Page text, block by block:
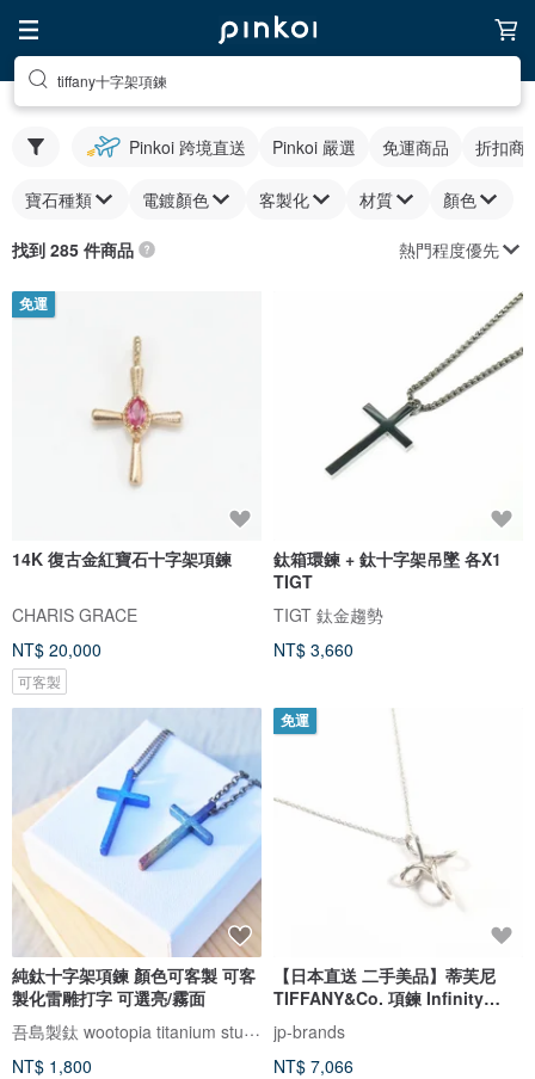
tiffany十字架項鍊
Pinkoi 跨境直送 Pinkoi 嚴選 免運商品 折扣商
寶石種類 電鍍顏色 客製化 材質 顏色
找到 285 件商品 熱門程度優先
免運
14K 復古金紅寶石十字架項鍊
CHARIS GRACE
NT$ 20,000
可客製
鈦箱環鍊 + 鈦十字架吊墜 各X1
TIGT
TIGT 鈦金趨勢
NT$ 3,660
純鈦十字架項鍊 顏色可客製 可客
製化雷雕打字 可選亮/霧面
吾島製鈦 wootopia titanium studio
NT$ 1,800
免運
【日本直送 二手美品】蒂芙尼
TIFFANY&Co. 項鍊 Infinity
Cross Elsa Peretti 銀 925 飾品
jp-brands
NT$ 7,066